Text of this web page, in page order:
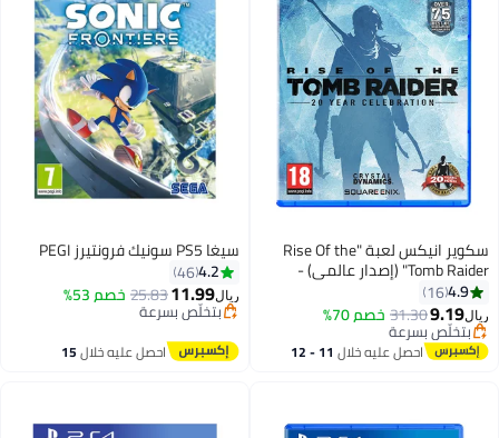
سكوير انيكس لعبة "Rise Of the
Tomb Raider" (إصدار عالمي) -
playstation_4_ps4
4.9
16
ريال9.19
31.30خصم 70%
بتخلّص بسرعة
بتخلّص بسرعةاحصل عليه خلال 11 - 12
سيغا PS5 سونيك فرونتيرز PEGI
4.2
46
ريال11.99
25.83خصم 53%
بتخلّص بسرعة
بتخلّص بسرعة
احصل عليه خلال15